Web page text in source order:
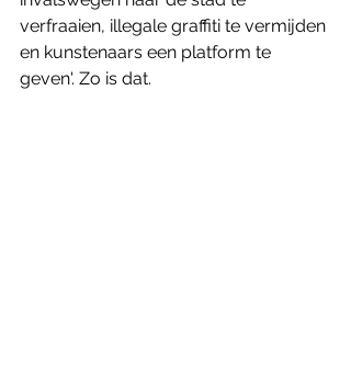
verfraaien, illegale graffiti te vermijden
en kunstenaars een platform te
geven'. Zo is dat.